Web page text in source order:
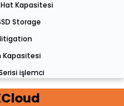
Kapasitesi
Storage
Kapasitesi
işlemci